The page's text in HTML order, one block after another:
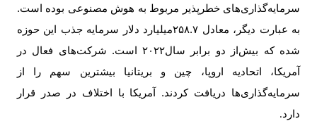
سرمایه‌گذاری‌های خطرپذیر مربوط به هوش مصنوعی بوده است.
به عبارت دیگر، معادل ۲۵۸.۷‌میلیارد دلار سرمایه جذب این حوزه
شده که بیش‌از دو برابر سال۲۰۲۲
است. شرکت‌های فعال در
آمریکا، اتحادیه اروپا، چین و بریتانیا بیشترین سهم را از
سرمایه‌گذاری‌ها دریافت کردند. آمریکا با اختلاف در صدر قرار
دارد.